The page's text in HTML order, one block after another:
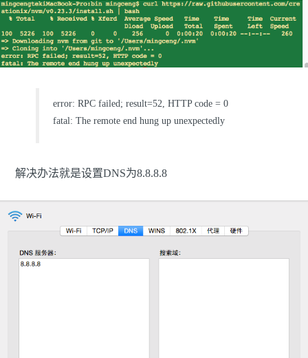
error: RPC failed; result=52, HTTP code = 0
fatal: The remote end hung up unexpectedly
解决办法就是设置DNS为8.8.8.8